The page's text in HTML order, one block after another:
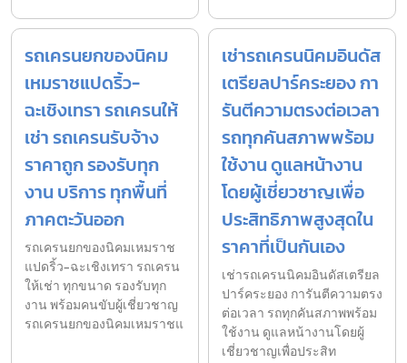
รถเครนยกของนิคม
เหมราชแปดริ้ว-
ฉะเชิงเทรา รถเครนให้
เช่า รถเครนรับจ้าง
ราคาถูก รองรับทุก
งาน บริการ ทุกพื้นที่
ภาคตะวันออก
รถเครนยกของนิคมเหมราช
แปดริ้ว-ฉะเชิงเทรา รถเครน
ให้เช่า ทุกขนาด รองรับทุก
งาน พร้อมคนขับผู้เชี่ยวชาญ
รถเครนยกของนิคมเหมราชแ
เช่ารถเครนนิคมอินดัส
เตรียลปาร์คระยอง กา
รันตีความตรงต่อเวลา
รถทุกคันสภาพพร้อม
ใช้งาน ดูแลหน้างาน
โดยผู้เชี่ยวชาญเพื่อ
ประสิทธิภาพสูงสุดใน
ราคาที่เป็นกันเอง
เช่ารถเครนนิคมอินดัสเตรียล
ปาร์คระยอง การันตีความตรง
ต่อเวลา รถทุกคันสภาพพร้อม
ใช้งาน ดูแลหน้างานโดยผู้
เชี่ยวชาญเพื่อประสิท